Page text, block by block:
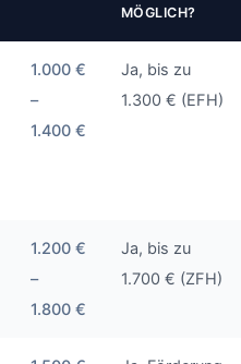
MÖGLICH?
1.000 €
–
1.400 €
Ja, bis zu
1.300 € (EFH)
1.200 €
–
1.800 €
Ja, bis zu
1.700 € (ZFH)